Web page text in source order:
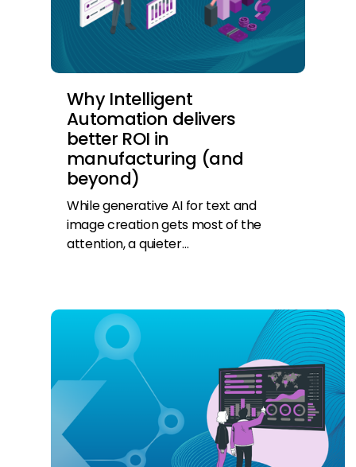
Why Intelligent
Automation delivers
better ROI in
manufacturing (and
beyond)
While generative AI for text and
image creation gets most of the
attention, a quieter…